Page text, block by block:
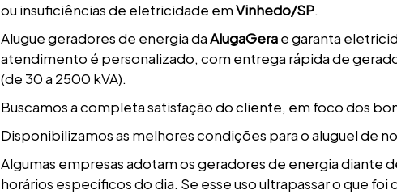
ou insuficiências de eletricidade emVinhedo/SP.
Alugue geradores de energia daAlugaGerae garanta
atendimento é personalizado, com entrega rápida de
(de 30 a 2500 kVA).
Buscamos a completa satisfação do cliente, em foco dos
Disponibilizamos as melhores condições para o aluguel de
Algumas empresas adotam os geradores de energia diante
horários específicos do dia. Se esse uso ultrapassar o que